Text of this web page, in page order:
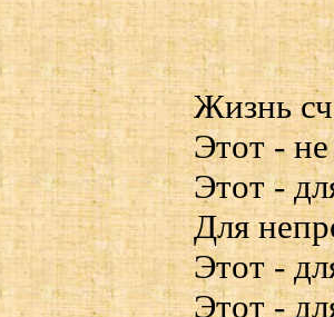
Жизнь
Этот -
Этот -
Для
Этот -
Этот -